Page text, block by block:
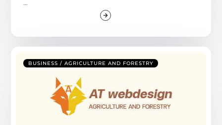
BUSINESS / AGRICULTURE AND FORESTRY